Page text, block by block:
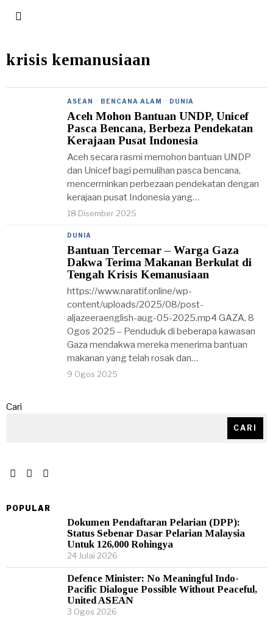
krisis kemanusiaan
ASEAN · BENCANA ALAM · DUNIA
Aceh Mohon Bantuan UNDP, Unicef
Pasca Bencana, Berbeza Pendekatan
Kerajaan Pusat Indonesia
Aceh secara rasmi memohon bantuan UNDP
dan Unicef bagi pemulihan pasca bencana,
mencerminkan perbezaan pendekatan dengan
kerajaan pusat Indonesia yang…
18 Disember 2025
DUNIA
Bantuan Tercemar – Warga Gaza
Dakwa Terima Makanan Berkulat di
Tengah Krisis Kemanusiaan
https://www.naratif.online/wp-
content/uploads/2025/08/post-
aljazeeraenglish-aug-05-2025.mp4 GAZA, 8
Ogos 2025 – Penduduk di beberapa kawasan
Gaza mendakwa mereka menerima bantuan
makanan yang telah rosak dan…
9 Ogos 2025
Cari
CARI
POPULAR
Dokumen Pendaftaran Pelarian (DPP):
Status Sebenar Dasar Pelarian Malaysia
Untuk 126,000 Rohingya
24 Julai 2026
Defence Minister: No Meaningful Indo-
Pacific Dialogue Possible Without Peaceful,
United ASEAN
3 Ogos 2026